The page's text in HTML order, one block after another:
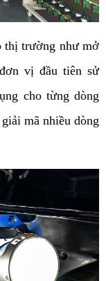
thị trường như mở
vị đầu tiên sử
cho từng dòng
mã nhiều dòng